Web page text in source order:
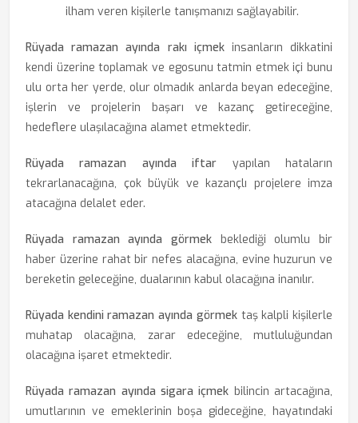
ilham veren kişilerle tanışmanızı sağlayabilir.
Rüyada ramazan ayında rakı içmekinsanların dikkatini
kendi üzerine toplamak ve egosunu tatmin etmek içi bunu
ulu orta her yerde, olur olmadık anlarda beyan edeceğine,
işlerin ve projelerin başarı ve kazanç getireceğine,
hedeflere ulaşılacağına alamet etmektedir.
Rüyada ramazan ayında iftar yapılan hataların
tekrarlanacağına, çok büyük ve kazançlı projelere imza
atacağına delalet eder.
Rüyada ramazan ayında görmek beklediği olumlu bir
haber üzerine rahat bir nefes alacağına, evine huzurun ve
bereketin geleceğine, dualarının kabul olacağına inanılır.
Rüyada kendini ramazan ayında görmektaş kalpli kişilerle
muhatap olacağına, zarar edeceğine, mutluluğundan
olacağına işaret etmektedir.
Rüyada ramazan ayında sigara içmek bilincin artacağına,
umutlarının ve emeklerinin boşa gideceğine, hayatındaki